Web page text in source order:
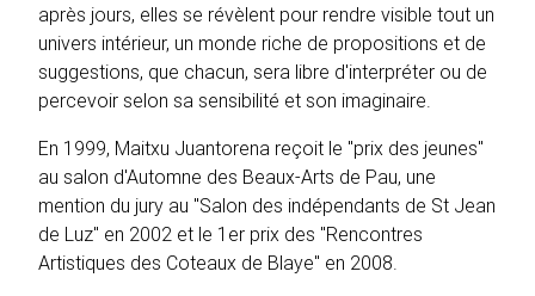
après jours, elles se révèlent pour rendre visible tout un
univers intérieur, un monde riche de propositions et de
suggestions, que chacun, sera libre d'interpréter ou de
percevoir selon sa sensibilité et son imaginaire.
En 1999, Maitxu Juantorena reçoit le "prix des jeunes"
au salon d'Automne des Beaux-Arts de Pau, une
mention du jury au "Salon des indépendants de St Jean
de Luz" en 2002 et le 1er prix des "Rencontres
Artistiques des Coteaux de Blaye" en 2008.